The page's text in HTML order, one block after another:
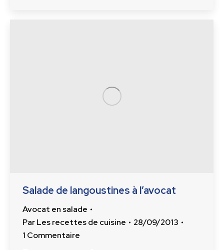
Salade de langoustines à l’avocat
Avocat en salade
ParLes recettes de cuisine
28/09/2013
1 Commentaire